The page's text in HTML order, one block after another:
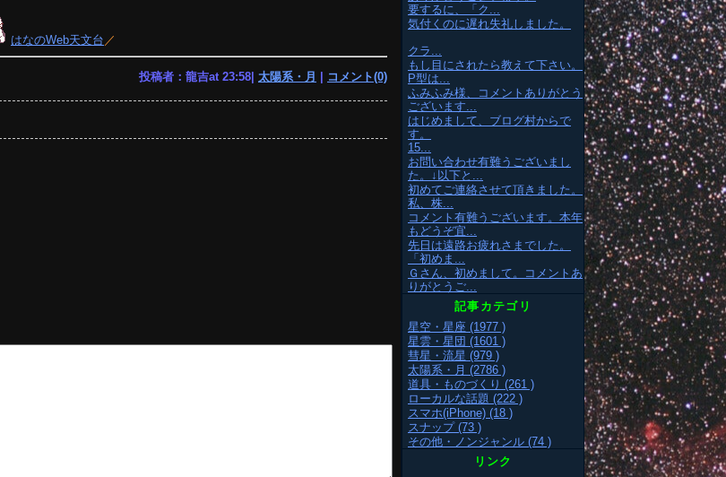
はなのWeb天文台 ／
投稿者：龍吉at 23:58| 太陽系・月 コメント(0)
要するに、「ク...
気付くのに遅れ失礼しました。
クラ...
もし目にされたら教えて下さい。
P型は...
ふみふみ様、コメントありがとう
ございます...
はじめまして、ブログ村からで
す。
15...
お問い合わせ有難うございまし
た。↓以下と...
初めてご連絡させて頂きました。
私、株...
コメント有難うございます。本年
もどうぞ宜...
先日は遠路お疲れさまでした。
「初めま...
Ｇさん、初めまして。コメントあ
りがとうご...
記事カテゴリ
星空・星座 (1977 )
星雲・星団 (1601 )
彗星・流星 (979 )
太陽系・月 (2786 )
道具・ものづくり (261 )
ローカルな話題 (222 )
スマホ(iPhone) (18 )
スナップ (73 )
その他・ノンジャンル (74 )
リンク